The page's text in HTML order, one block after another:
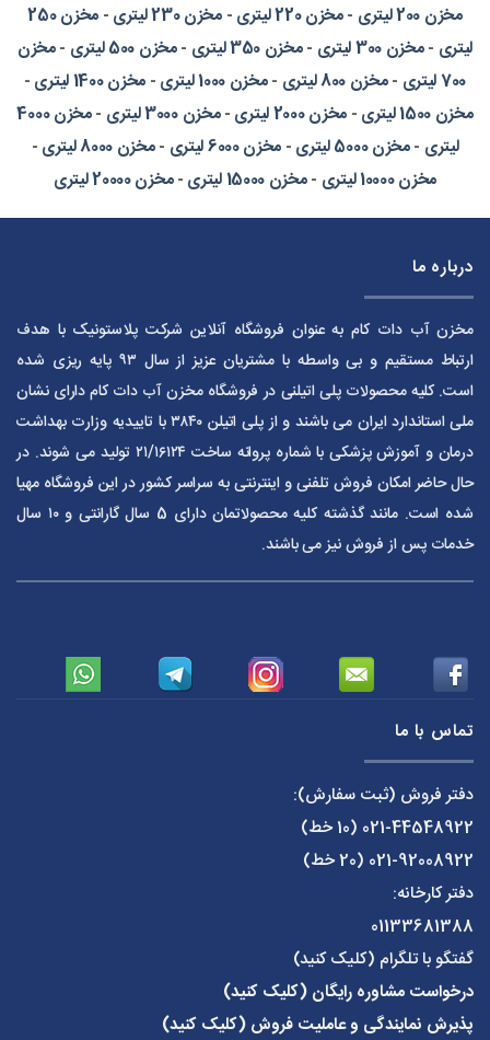
مخزن 200 لیتری
-مخزن 220 لیتری -مخزن 230 لیتری -
مخزن 250
لیتری-مخزن 300 لیتری -مخزن 350 لیتری -مخزن 500 لیتری -مخزن
700 لیتری
-مخزن 800 لیتری -مخزن 1000 لیتری -مخزن 1400 لیتری
-
مخزن 1500 لیتری
-مخزن 2000 لیتری -مخزن 3000 لیتری -
مخزن 4000
لیتری-مخزن 5000 لیتری -مخزن 6000 لیتری -مخزن 8000 لیتری
-
مخزن 10000 لیتری
-مخزن 15000 لیتری -مخزن 20000 لیتری
درباره ما
مخزن آب دات کام به عنوان فروشگاه آنلاین شرکت پلاستونیک با هدف
ارتباط مستقیم و بی واسطه با مشتریان عزیز از سال ۹۳ پایه ریزی شده
است. کلیه محصولات پلی اتیلنی در فروشگاه مخزن آب دات کام دارای نشان
ملی استاندارد ایران می باشند و از پلی اتیلن ۳۸۴۰ با تاییدیه وزارت بهداشت
درمان و آموزش پزشکی با شماره پروانه ساخت ۲۱/۱۶۱۲۴ تولید می شوند. در
حال حاضر امکان فروش تلفنی و اینترنتی به سراسر کشور در این فروشگاه مهیا
شده است. مانند گذشته کلیه محصولاتمان دارای 5 سال گارانتی و ۱۰ سال
خدمات پس از فروش نیز می باشند.
تماس با ما
دفتر فروش (ثبت سفارش):
021-44548922(10 خط)
021-92008922(20 خط)
دفتر کارخانه:
01133681388
گفتگو با تلگرام (کلیک کنید)
درخواست مشاوره رایگان (کلیک کنید)
پذیرش نمایندگی و عاملیت فروش (کلیک کنید)